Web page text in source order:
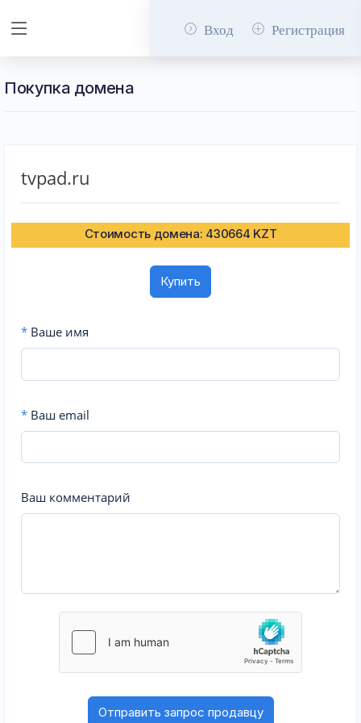
Вход Регистрация
Покупка домена
tvpad.ru
Стоимость домена: 430664 KZT
Купить
* Ваше имя
* Ваш email
Ваш комментарий